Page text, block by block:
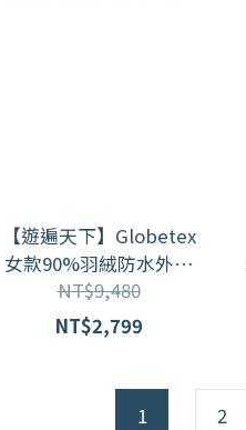
【遊遍天下】Globetex
女款90%羽絨防水外套
A060 /綠色
NT$9,480
NT$2,799
1 2